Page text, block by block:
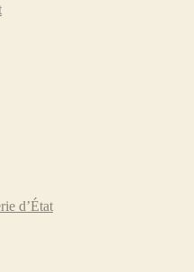
d’État